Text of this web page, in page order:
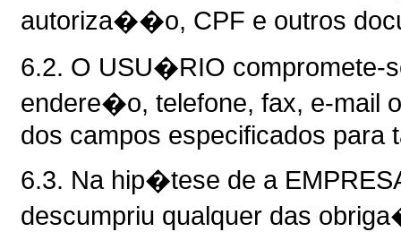
autoriza��o, CPF e outros
6.2. O USU�RIO compromete-
endere�o, telefone, fax, e-mail
dos campos especificados para
6.3. Na hip�tese de a
descumpriu qualquer das